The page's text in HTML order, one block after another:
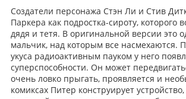
Создатели персонажа Стэн Ли и Стив
Паркера как подростка-сироту, которого
дядя и тетя. В оригинальной версии это
мальчик, над которым все насмехаются.
укуса радиоактивным пауком у него
суперспособности. Он может
очень ловко прыгать, проявляется и
комиксах Питер конструирует